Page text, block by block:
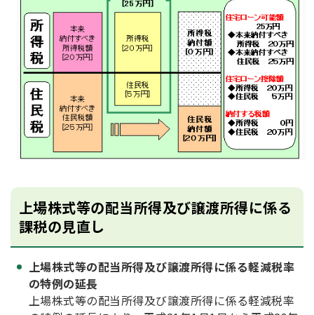
上場株式等の配当所得及び譲渡所得に係る
課税の見直し
上場株式等の配当所得及び譲渡所得に係る軽減税率
の特例の延長
上場株式等の配当所得及び譲渡所得に係る軽減税率